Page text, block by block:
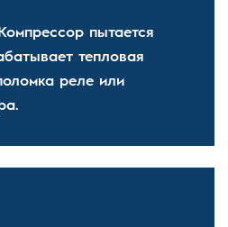
пытается
тепловая
реле или